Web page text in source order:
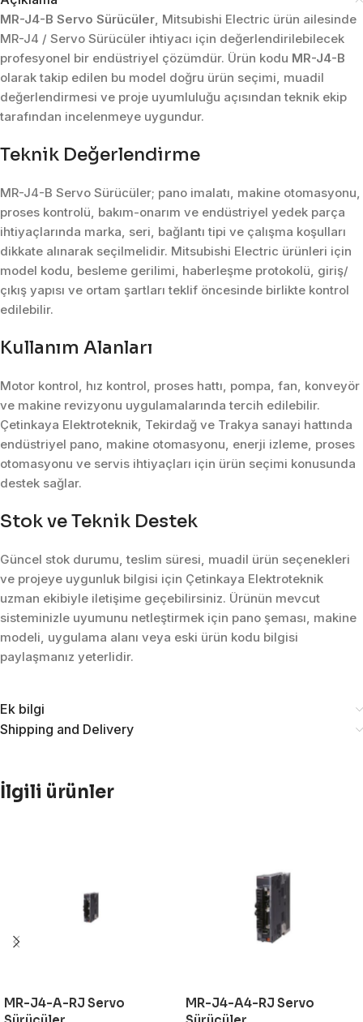
MR-J4-B Servo Sürücüler, Mitsubishi Electric ürün ailesinde
MR-J4 / Servo Sürücüler ihtiyacı için değerlendirilebilecek
profesyonel bir endüstriyel çözümdür. Ürün kodu MR-J4-B
olarak takip edilen bu model doğru ürün seçimi, muadil
değerlendirmesi ve proje uyumluluğu açısından teknik ekip
tarafından incelenmeye uygundur.
Teknik Değerlendirme
MR-J4-B Servo Sürücüler; pano imalatı, makine otomasyonu,
proses kontrolü, bakım-onarım ve endüstriyel yedek parça
ihtiyaçlarında marka, seri, bağlantı tipi ve çalışma koşulları
dikkate alınarak seçilmelidir. Mitsubishi Electric ürünleri için
model kodu, besleme gerilimi, haberleşme protokolü, giriş/
çıkış yapısı ve ortam şartları teklif öncesinde birlikte kontrol
edilebilir.
Kullanım Alanları
Motor kontrol, hız kontrol, proses hattı, pompa, fan, konveyör
ve makine revizyonu uygulamalarında tercih edilebilir.
Çetinkaya Elektroteknik, Tekirdağ ve Trakya sanayi hattında
endüstriyel pano, makine otomasyonu, enerji izleme, proses
otomasyonu ve servis ihtiyaçları için ürün seçimi konusunda
destek sağlar.
Stok ve Teknik Destek
Güncel stok durumu, teslim süresi, muadil ürün seçenekleri
ve projeye uygunluk bilgisi için Çetinkaya Elektroteknik
uzman ekibiyle iletişime geçebilirsiniz. Ürünün mevcut
sisteminizle uyumunu netleştirmek için pano şeması, makine
modeli, uygulama alanı veya eski ürün kodu bilgisi
paylaşmanız yeterlidir.
Ek bilgi
Shipping and Delivery
İlgili ürünler
MR-J4-A-RJ Servo
MR-J4-A4-RJ Servo